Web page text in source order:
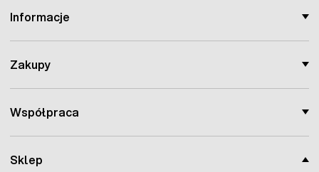
Sklep
Informacje
Zakupy
Współpraca